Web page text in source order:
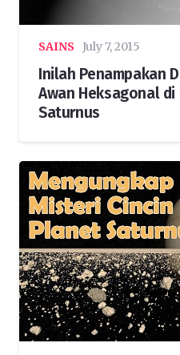
SAINS July 7, 2015
Inilah Penampakan
Awan Heksagonal
Saturnus